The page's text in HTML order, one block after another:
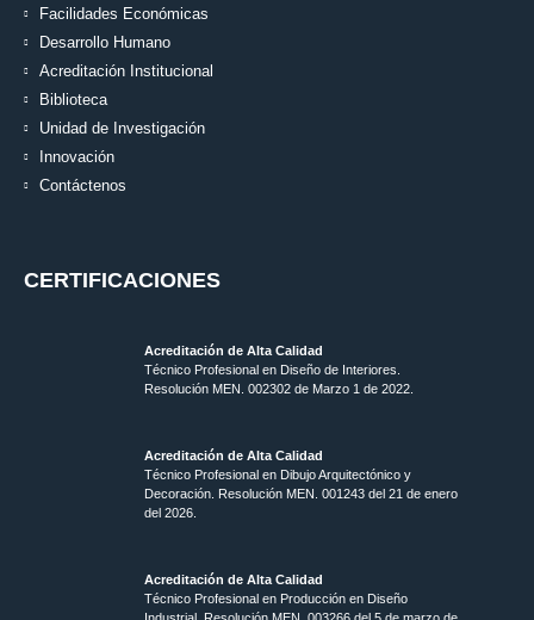
Facilidades Económicas
Desarrollo Humano
Acreditación Institucional
Biblioteca
Unidad de Investigación
Innovación
Contáctenos
CERTIFICACIONES
Acreditación de Alta Calidad
Técnico Profesional en Diseño de Interiores.
Resolución MEN. 002302 de Marzo 1 de 2022.
Acreditación de Alta Calidad
Técnico Profesional en Dibujo Arquitectónico y
Decoración. Resolución MEN. 001243 del 21 de enero
del 2026.
Acreditación de Alta Calidad
Técnico Profesional en Producción en Diseño